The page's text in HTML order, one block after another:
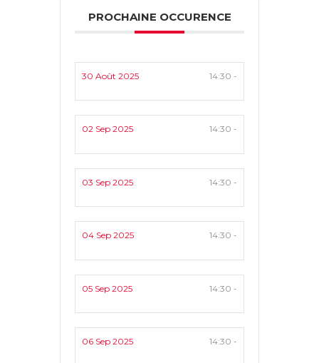
PROCHAINE OCCURENCE
30 Août 2025 14:30 -
02 Sep 2025 14:30 -
03 Sep 2025 14:30 -
04 Sep 2025 14:30 -
05 Sep 2025 14:30 -
06 Sep 2025 14:30 -